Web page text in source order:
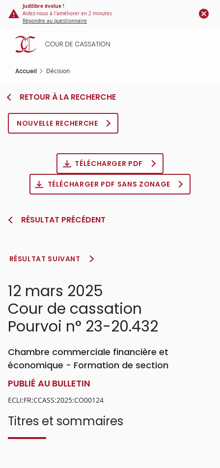
Panneau de gestion des cookies
contenu
principal
Judilibre évolue !
Aidez-nous à l'améliorer en 2 minutes
Répondre au questionnaire
Accueil Décision
RETOUR À LA RECHERCHE
NOUVELLE RECHERCHE
TÉLÉCHARGER PDF
TÉLÉCHARGER PDF SANS ZONAGE
RÉSULTAT PRÉCÉDENT
RÉSULTAT SUIVANT
12 mars 2025
Cour de cassation
Pourvoi n° 23-20.432
Chambre commerciale financière et
économique - Formation de section
PUBLIÉ AU BULLETIN
ECLI:FR:CCASS:2025:CO00124
Titres et sommaires